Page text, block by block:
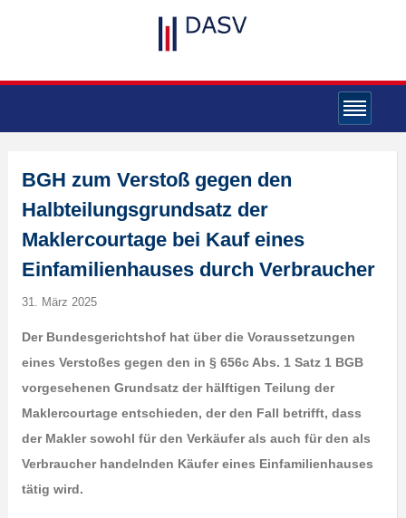
BGH zum Verstoß gegen den
Halbteilungsgrundsatz der
Maklercourtage bei Kauf eines
Einfamilienhauses durch Verbraucher
31. März 2025
Der Bundesgerichtshof hat über die Voraussetzungen
eines Verstoßes gegen den in § 656c Abs. 1 Satz 1 BGB
vorgesehenen Grundsatz der hälftigen Teilung der
Maklercourtage entschieden, der den Fall betrifft, dass
der Makler sowohl für den Verkäufer als auch für den als
Verbraucher handelnden Käufer eines Einfamilienhauses
tätig wird.